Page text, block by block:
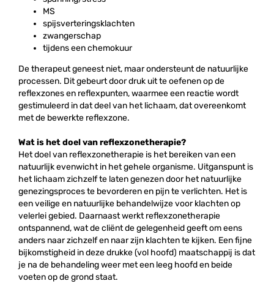
MS
spijsverteringsklachten
zwangerschap
tijdens een chemokuur
De therapeut geneest niet, maar ondersteunt de natuurlijke
processen. Dit gebeurt door druk uit te oefenen op de
reflexzones en reflexpunten, waarmee een reactie wordt
gestimuleerd in dat deel van het lichaam, dat overeenkomt
met de bewerkte reflexzone.
Wat is het doel van reflexzonetherapie?
Het doel van reflexzonetherapie is het bereiken van een
natuurlijk evenwicht in het gehele organisme. Uitganspunt is
het lichaam zichzelf te laten genezen door het natuurlijke
genezingsproces te bevorderen en pijn te verlichten. Het is
een veilige en natuurlijke behandelwijze voor klachten op
velerlei gebied. Daarnaast werkt reflexzonetherapie
ontspannend, wat de cliënt de gelegenheid geeft om eens
anders naar zichzelf en naar zijn klachten te kijken. Een fijne
bijkomstigheid in deze drukke (vol hoofd) maatschappij is dat
je na de behandeling weer met een leeg hoofd en beide
voeten op de grond staat.